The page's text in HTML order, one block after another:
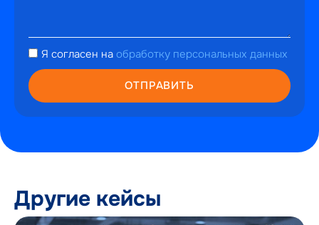
hello@perfectweb.ru
WhatsApp
Telegram
Я согласен на обработку персональных данных
ОТПРАВИТЬ
Другие кейсы